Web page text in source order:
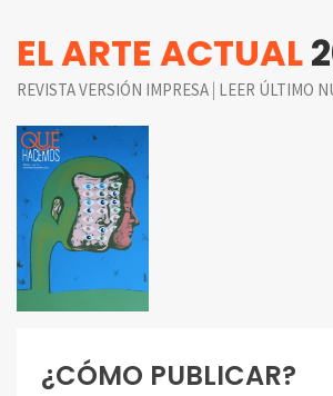
EL ARTE ACTUAL
REVISTA VERSIÓN IMPRESA | LEER ÚLTIMO
¿CÓMO PUBLICAR?